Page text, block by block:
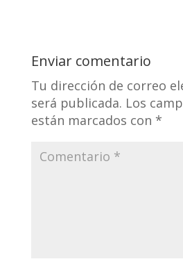
Enviar comentario
Tu dirección de correo
será publicada. Los
están marcados con *